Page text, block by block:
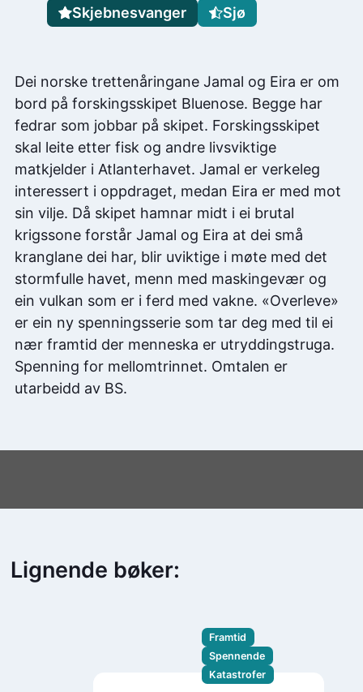
Dei norske trettenåringane Jamal og Eira er om
bord på forskingsskipet Bluenose. Begge har
fedrar som jobbar på skipet. Forskingsskipet
skal leite etter fisk og andre livsviktige
matkjelder i Atlanterhavet. Jamal er verkeleg
interessert i oppdraget, medan Eira er med mot
sin vilje. Då skipet hamnar midt i ei brutal
krigssone forstår Jamal og Eira at dei små
kranglane dei har, blir uviktige i møte med det
stormfulle havet, menn med maskingevær og
ein vulkan som er i ferd med vakne. «Overleve»
er ein ny spenningsserie som tar deg med til ei
nær framtid der menneska er utryddingstruga.
Spenning for mellomtrinnet. Omtalen er
utarbeidd av BS.
Skjebnesvanger
Sjø
Lignende bøker:
Framtid
Spennende
Katastrofer